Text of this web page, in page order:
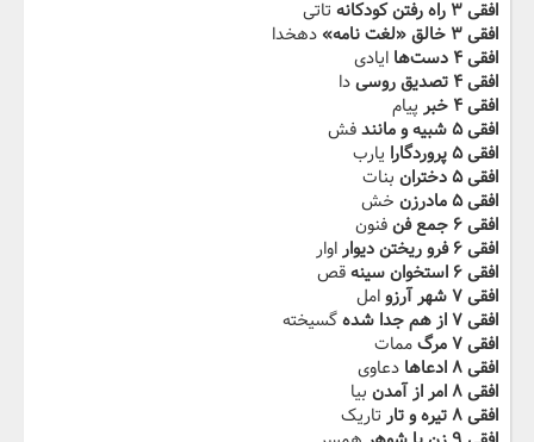
افقی ۳ راه رفتن کودکانه
تاتی
افقی ۳ خالق «لغت نامه»
دهخدا
افقی ۴ دست‌ها
ایادی
افقی ۴ تصدیق روسی
دا
افقی ۴ خبر
پیام
افقی ۵ شبیه و مانند
فش
افقی ۵ پروردگارا
یارب
افقی ۵ دختران
بنات
افقی ۵ مادرزن
خش
افقی ۶ جمع فن
فنون
افقی ۶ فرو ریختن دیوار
اوار
افقی ۶ استخوان سینه
قص
افقی ۷ شهر آرزو
امل
افقی ۷ از هم جدا شده
گسیخته
افقی ۷ مرگ
ممات
افقی ۸ ادعاها
دعاوی
افقی ۸ امر از آمدن
بیا
افقی ۸ تیره و تار
تاریک